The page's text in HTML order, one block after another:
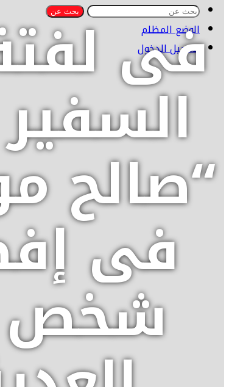
بحث عن
الوضع المظلم
تسجيل الدخول
فى
“صالح
شخص